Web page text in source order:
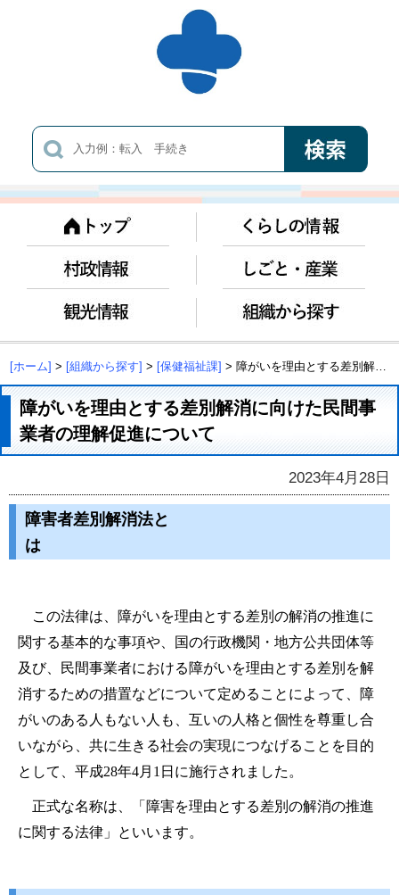
[ホーム] > [組織から探す] > [保健福祉課] > 障がいを理由とする差別解消に向けた民間事業者の理解促進について
障がいを理由とする差別解消に向けた民間事
業者の理解促進について
2023年4月28日
障害者差別解消法と
この法律は、障がいを理由とする差別の解消の推進に
関する基本的な事項や、国の行政機関・地方公共団体等
及び、民間事業者における障がいを理由とする差別を解
消するための措置などについて定めることによって、障
がいのある人もない人も、互いの人格と個性を尊重し合
いながら、共に生きる社会の実現につなげることを目的
として、平成28年4月1日に施行されました。
正式な名称は、「障害を理由とする差別の解消の推進
に関する法律」といいます。